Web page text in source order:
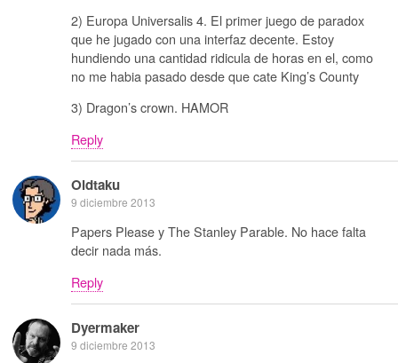
2) Europa Universalis 4. El primer juego de paradox
que he jugado con una interfaz decente. Estoy
hundiendo una cantidad ridicula de horas en el, como
no me habia pasado desde que cate King’s County
3) Dragon’s crown. HAMOR
Reply
Oldtaku
9 diciembre 2013
Papers Please y The Stanley Parable. No hace falta
decir nada más.
Reply
Dyermaker
9 diciembre 2013